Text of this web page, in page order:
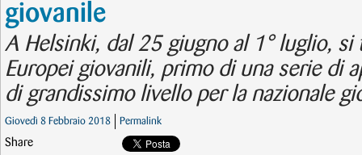
giovanile
A Helsinki, dal 25 giugno al 1° luglio, si
Europei giovanili, primo di una serie di
di grandissimo livello per la nazionale
Giovedì 8 Febbraio 2018 Permalink
Share